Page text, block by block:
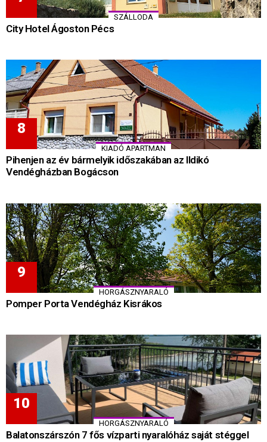
SZÁLLODA
City Hotel Ágoston Pécs
KIADÓ APARTMAN
Pihenjen az év bármelyik időszakában az Ildikó
Vendégházban Bogácson
HORGÁSZNYARALÓ
Pomper Porta Vendégház Kisrákos
HORGÁSZNYARALÓ
Balatonszárszón 7 fős vízparti nyaralóház saját stéggel